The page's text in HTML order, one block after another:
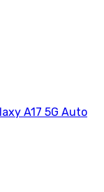
A17 5G Auto